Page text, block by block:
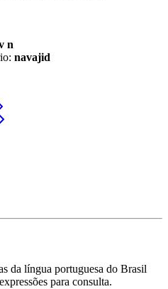
n
navajid
da língua portuguesa do Brasil
para consulta.